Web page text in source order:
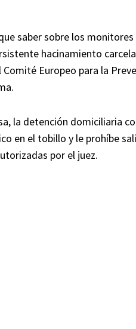
saber sobre los
hacinamiento
Comité Europeo para la
la detención domiciliaria
en el tobillo y le prohíbe
por el juez.